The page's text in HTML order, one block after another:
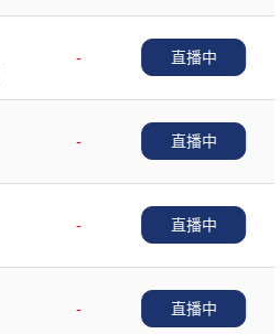
-
直播中
-
直播中
-
直播中
-
直播中